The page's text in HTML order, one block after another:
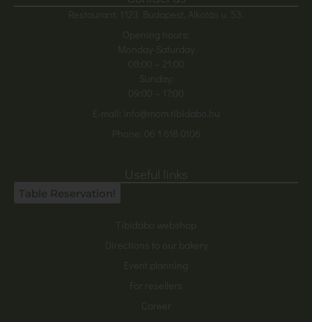
Restaurant: 1123 Budapest, Alkotás u. 53.
Opening hours:
Monday-Saturday
08:00
– 21:00
Sunday:
09:00 – 17:00
E-mail: info@mom.tibidabo.hu
Phone: 06 1 618 0106
Useful links
Table Reservation!
Tibidabo webshop
Directions to our bakery
Event planning
For resellers
Career